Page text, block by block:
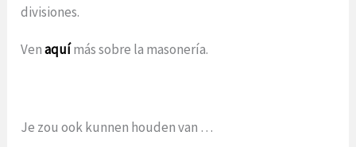
divisiones.
Venaquímás sobre la masonería.
Je zou ook kunnen houden van …